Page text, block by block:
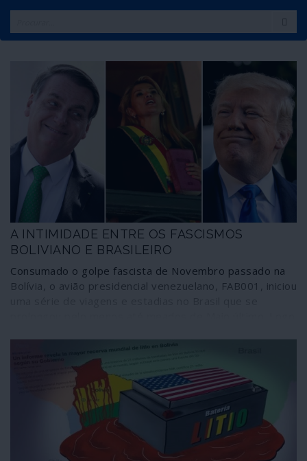
A INTIMIDADE ENTRE OS FASCISMOS
BOLIVIANO E BRASILEIRO
Consumado o golpe fascista de Novembro passado na
Bolívia, o avião presidencial venezuelano, FAB001, iniciou
de regressar a La Paz. A relação da presidente golpista
fascista Jeanine Añez com Jair Bolsonaro.